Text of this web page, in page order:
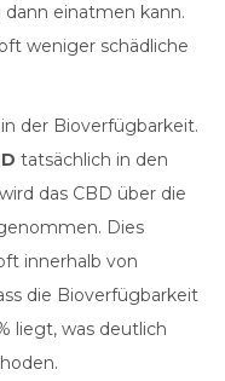
einatmen kann.
weniger schädliche
der Bioverfügbarkeit.
tatsächlich in den
das CBD über die
Dies
innerhalb von
die Bioverfügbarkeit
liegt, was deutlich